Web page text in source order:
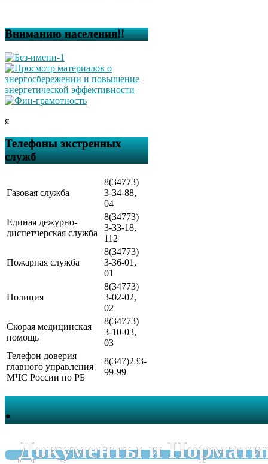
Вниманию населения!!
я
Телефоны экстренных
служб
Газовая служба
8(34773)
3-34-88,
04
Единая дежурно-
диспетчерская служба
8(34773)
3-33-18,
112
Пожарная служба
8(34773)
3-36-01,
01
Полиция
8(34773)
3-02-02,
02
Скорая медицинская
помощь
8(34773)
3-10-03,
03
Телефон доверия
главного управления
МЧС России по РБ
8(347)233-
99-99
.
Документы и